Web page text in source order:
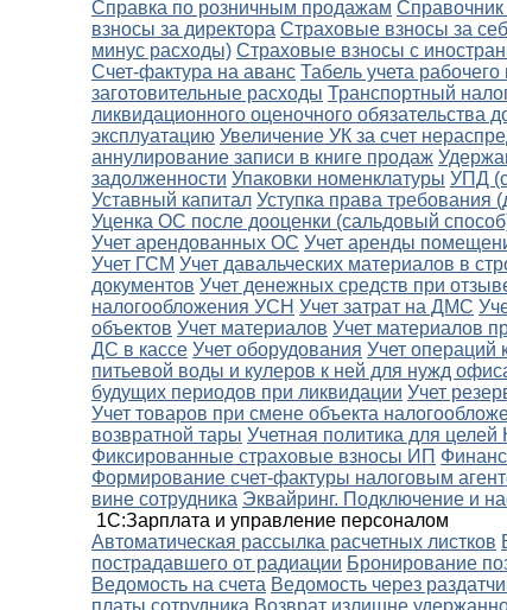
Справка по розничным продажам
взносы за директора Страховые взносы за
минус расходы) Страховые взносы с
Счет-фактура на аванс Табель учета
заготовительные расходы Транспортный
ликвидационного оценочного обязательства
эксплуатацию Увеличение УК за счет
аннулирование записи в книге продаж
задолженности Упаковки номенклатуры УПД
Уставный капитал Уступка права требования
Уценка ОС после дооценки (сальдовый
Учет арендованных ОС Учет аренды
Учет ГСМ Учет давальческих материалов в
документов Учет денежных средств при
налогообложения УСН Учет затрат на ДМС
объектов Учет материалов Учет материалов
ДС в кассе Учет оборудования Учет операций
питьевой воды и кулеров к ней для нужд
будущих периодов при ликвидации Учет
Учет товаров при смене объекта
возвратной тары Учетная политика для
Фиксированные страховые взносы ИП
Формирование счет-фактуры налоговым
вине сотрудника Эквайринг. Подключение и
1С:Зарплата и управление персоналом
Автоматическая рассылка расчетных листков
пострадавшего от радиации Бронирование
Ведомость на счета Ведомость через
платы сотрудника Возврат излишне